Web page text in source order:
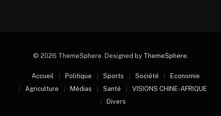
© 2026 ThemeSphere. Designed by ThemeSphere
Accueil Politique Sports Société
Economie
Agriculture
Médias Santé
VISIONS CHINE-AFRIQUE
Divers